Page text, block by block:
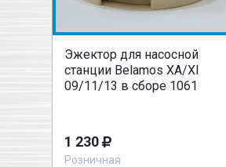
Эжектор для насосной
станции Belamos ХА/ХI
09/11/13 в сборе 1061
1 230
Розничная